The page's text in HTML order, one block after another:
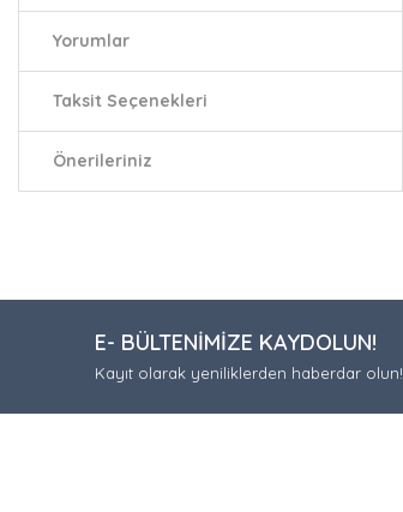
Yorumlar
Taksit Seçenekleri
Önerileriniz
E- BÜLTENİMİZE KAYDOLUN!
Kayıt olarak yeniliklerden haberdar olun!